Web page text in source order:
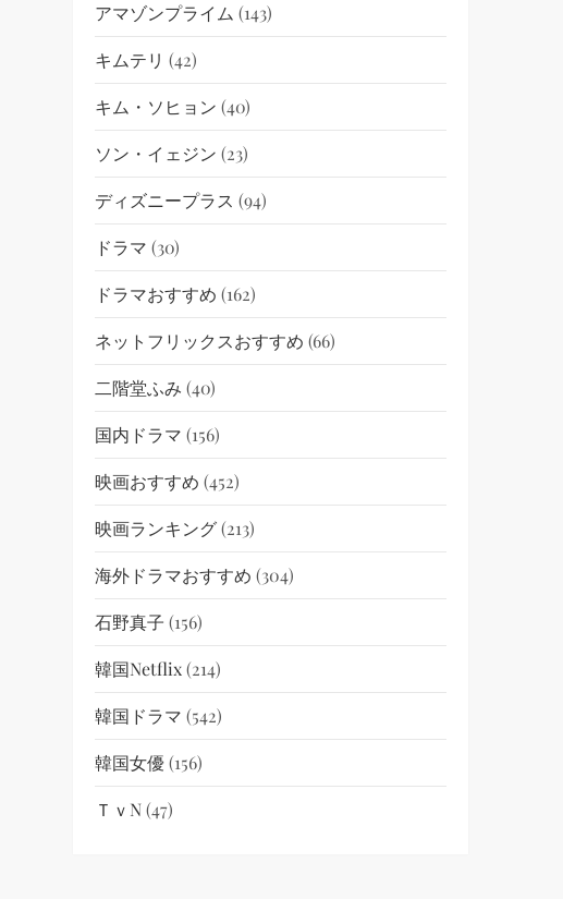
アマゾンプライム (143)
キムテリ (42)
キム・ソヒョン (40)
ソン・イェジン (23)
ディズニープラス (94)
ドラマ (30)
ドラマおすすめ (162)
ネットフリックスおすすめ (66)
二階堂ふみ (40)
国内ドラマ (156)
映画おすすめ (452)
映画ランキング(213)
海外ドラマおすすめ (304)
石野真子 (156)
韓国netflix(214)
韓国ドラマ (542)
韓国女優(156)
ＴｖN(47)